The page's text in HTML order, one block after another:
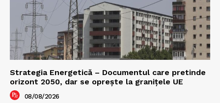
Strategia Energetică – Documentul care pretinde
orizont 2050, dar se oprește la granițele UE
08/08/2026